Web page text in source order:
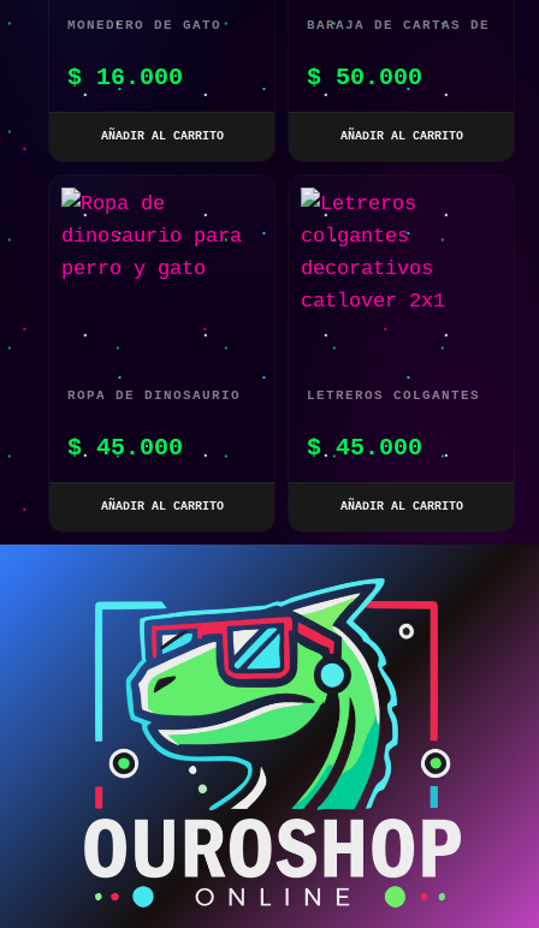
MONEDERO DE GATO
$ 16.000
AÑADIR AL CARRITO
BARAJA DE CARTAS DE
CARTAS)
$ 50.000
AÑADIR AL CARRITO
ROPA DE DINOSAURIO
$45.000
AÑADIR AL CARRITO
LETREROS COLGANTES
CATLOVER 2×1
$45.000
AÑADIR AL CARRITO